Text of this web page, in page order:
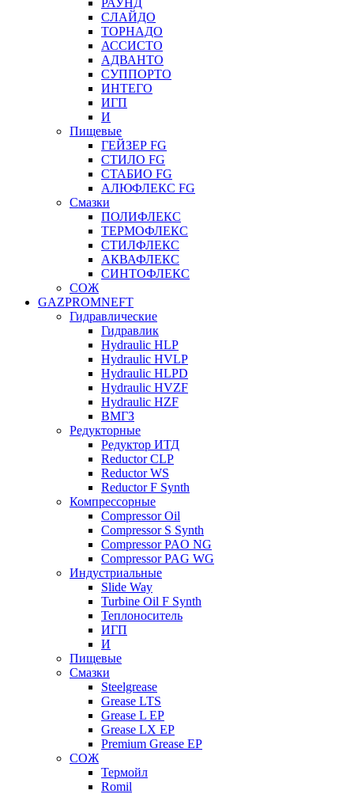
РАУНД
СЛАЙДО
ТОРНАДО
АССИСТО
АДВАНТО
СУППОРТО
ИНТЕГО
ИГП
И
Пищевые
ГЕЙЗЕР FG
СТИЛО FG
СТАБИО FG
АЛЮФЛЕКС FG
Смазки
ПОЛИФЛЕКС
ТЕРМОФЛЕКС
СТИЛФЛЕКС
АКВАФЛЕКС
СИНТОФЛЕКС
СОЖ
GAZPROMNEFT
Гидравлические
Гидравлик
Hydraulic HLP
Hydraulic HVLP
Hydraulic HLPD
Hydraulic HVZF
Hydraulic HZF
ВМГЗ
Редукторные
Редуктор ИТД
Reductor CLP
Reductor WS
Reductor F Synth
Компрессорные
Compressor Oil
Compressor S Synth
Compressor PAO NG
Compressor PAG WG
Индустриальные
Slide Way
Turbine Oil F Synth
Теплоноситель
ИГП
И
Пищевые
Смазки
Steelgrease
Grease LTS
Grease L EP
Grease LX EP
Premium Grease EP
СОЖ
Термойл
Romil